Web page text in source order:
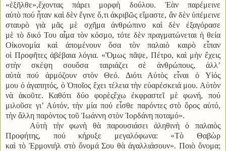
«ἐξῆλθε»,ἔχοντας πάρει μορφὴ δούλου. Ἐὰν παρέμεινε
αὐτὸ πού ἦταν καὶ δὲν ἔγινε ὅ,τι ἀκριβῶς εἴμαστε, ἂν δὲν ὑπέμεινε
σταυρὸ γιὰ μᾶς μὲ σχῆμα ἀνθρώπινο καὶ δὲν ἐξαγόρασε
μὲ τὸ δικό Του αἷμα τὸν κόσμο, τότε δὲν πραγματώνεται ἡ θεία
Οἰκονομία καὶ ἀπομένουν ὅσα τὸν παλαιὸ καιρὸ εἶπαν
οἱ Προφῆτες ἀβέβαια λόγια. «Ὅμως πᾶψε, Πέτρο, καὶ μὴν ἔχεις
στὴν σκέψη σουὅσα ταιριάζει σὲ ἀνθρώπους, ἀλλ’
αὐτὰ πού ἁρμόζουν στὸν Θεό. Διότι Αὐτὸς εἶναι ὁ Υἱός
μου ὁ ἀγαπητός, ὁ Ὁποῖος ἔχει τέλεια τὴν εὐαρέσκειά μου. Αὐτὸν
νὰ ἀκοῦτε. Καθότι δύο φορὲςἔχω ἐκφραστεῖ μὲ φωνή, πού
μιλοῦσε γι’ Αὐτόν, τὴν μία πού εἶσθε παρόντες στὸ ὅρος αὐτό,
τὴν ἄλλη παρόντος τοῦ Ἰωάννη στὸν Ἰορδάνη ποταμό».
Αὐτὴ τὴν φωνὴ θὰ παρουσιάσει ἀληθινὴ ὁ παλαιὸς
Προφήτης, πού κήρυξε μεγαλόφωνα: «Τὸ Θαβὼρ
καὶ τὸ Ἐρμονιήλ στὸ ὄνομά Σου θὰ ἀγαλλιάσουν». Ποιὸ ὄνομα;